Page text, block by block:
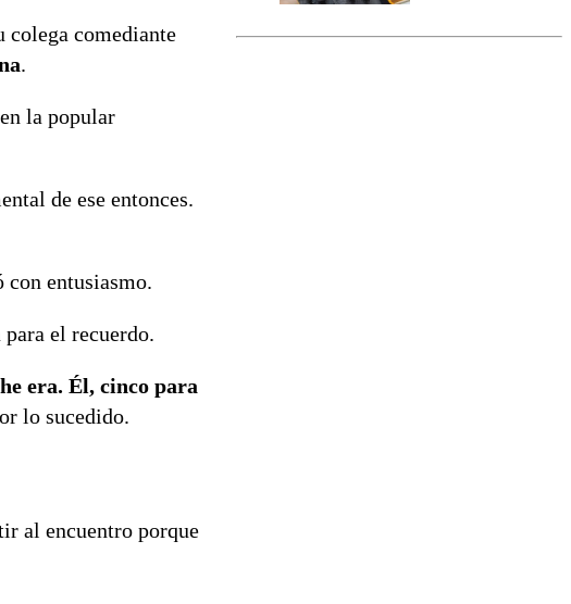
colega comediante
.
la popular
de ese entonces.
con entusiasmo.
el recuerdo.
era. Él, cinco para
lo sucedido.
al encuentro porque
el fin de la